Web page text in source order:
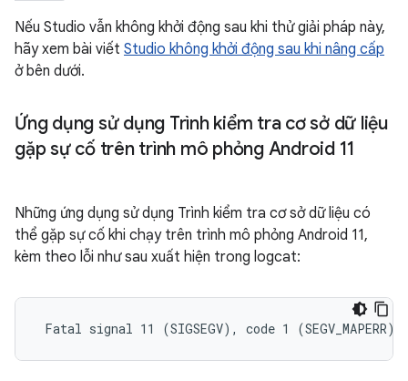
Nếu Studio vẫn không khởi động sau khi thử giải pháp này,
hãy xem bài viết Studio không khởi động sau khi nâng cấp
ở bên dưới.
Ứng dụng sử dụng Trình kiểm tra cơ sở dữ liệu
gặp sự cố trên trình mô phỏng Android 11
Những ứng dụng sử dụng Trình kiểm tra cơ sở dữ liệu có
thể gặp sự cố khi chạy trên trình mô phỏng Android 11,
kèm theo lỗi như sau xuất hiện trong logcat: